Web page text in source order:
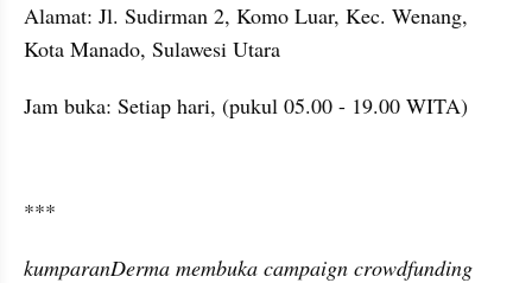
Alamat: Jl. Sudirman 2, Komo Luar, Kec. Wenang,
Kota Manado, Sulawesi Utara
Jam buka: Setiap hari, (pukul 05.00 - 19.00 WITA)
***
kumparanDerma membuka campaign crowdfunding